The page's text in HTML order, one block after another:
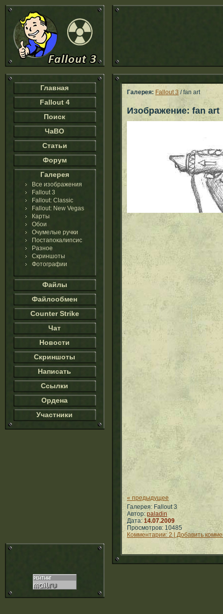
Главная
Fallout 4
Поиск
ЧаВО
Статьи
Форум
Галерея
Все изображения
Fallout 3
Fallout: Classic
Fallout: New Vegas
Карты
Обои
Очумелые ручки
Постапокалипсис
Разное
Скриншоты
Фотографии
Файлы
Файлообмен
Counter Strike
Чат
Новости
Скриншоты
Написать
Ссылки
Ордена
Участники
Галерея: Fallout 3 / fan art
Изображение: fan art
« предыдущее
Галерея: Fallout 3
Автор:paladin
Дата:14.07.2009
Просмотров: 10485
Комментарии: 2 | Добавить